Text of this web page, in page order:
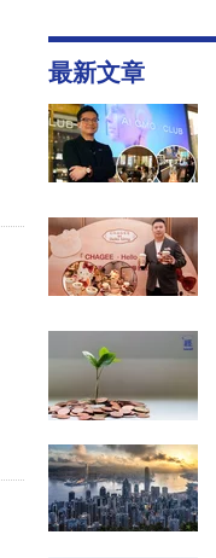
最新文章